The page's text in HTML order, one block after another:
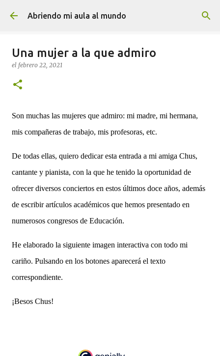
Ir al contenido principal
Abriendo mi aula al mundo
Una mujer a la que admiro
el febrero 22, 2021
Son muchas las mujeres que admiro: mi madre, mi hermana,
mis compañeras de trabajo, mis profesoras, etc.
De todas ellas, quiero dedicar esta entrada a mi amiga Chus,
cantante y pianista, con la que he tenido la oportunidad de
ofrecer diversos conciertos en estos últimos doce años, además
de escribir artículos académicos que hemos presentado en
numerosos congresos de Educación.
He elaborado la siguiente imagen interactiva con todo mi
cariño. Pulsando en los botones aparecerá el texto
correspondiente.
¡Besos Chus!